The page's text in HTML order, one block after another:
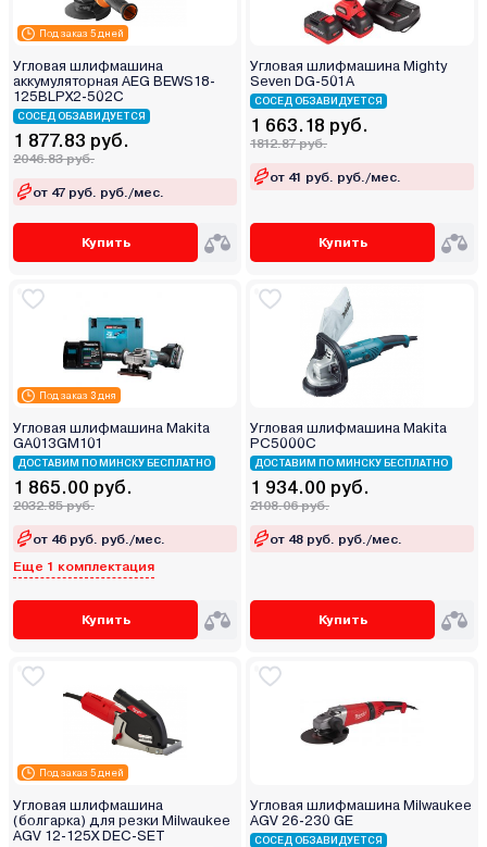
Под заказ 5 дней
Угловая шлифмашина
аккумуляторная AEG BEWS18-
125BLPX2-502C
СОСЕД ОБЗАВИДУЕТСЯ
1 877.83 руб.
2046.83 руб.
от 47 руб. руб./мес.
Купить
Угловая шлифмашина Mighty
Seven DG-501A
СОСЕД ОБЗАВИДУЕТСЯ
1 663.18 руб.
1812.87 руб.
от 41 руб. руб./мес.
Купить
Под заказ 3 дня
Угловая шлифмашина Makita
GA013GM101
ДОСТАВИМ ПО МИНСКУ БЕСПЛАТНО
1 865.00 руб.
2032.85 руб.
от 46 руб. руб./мес.
Еще 1 комплектация
Купить
Угловая шлифмашина Makita
PC5000C
ДОСТАВИМ ПО МИНСКУ БЕСПЛАТНО
1 934.00 руб.
2108.06 руб.
от 48 руб. руб./мес.
Купить
Под заказ 5 дней
Угловая шлифмашина
(болгарка) для резки Milwaukee
AGV 12-125X DEC-SET
Угловая шлифмашина Milwaukee
AGV 26-230 GE
СОСЕД ОБЗАВИДУЕТСЯ